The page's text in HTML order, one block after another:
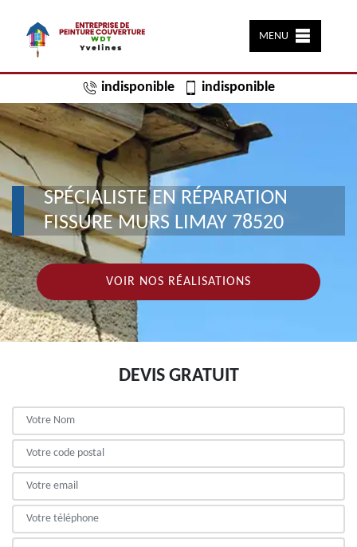
MENU
indisponible indisponible
SPÉCIALISTE EN RÉPARATION
FISSURE MURS LIMAY 78520
VOIR NOS RÉALISATIONS
DEVIS GRATUIT